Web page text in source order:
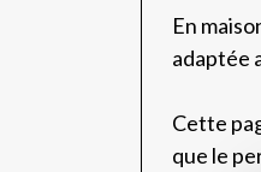
En
adaptée
Cette
que le